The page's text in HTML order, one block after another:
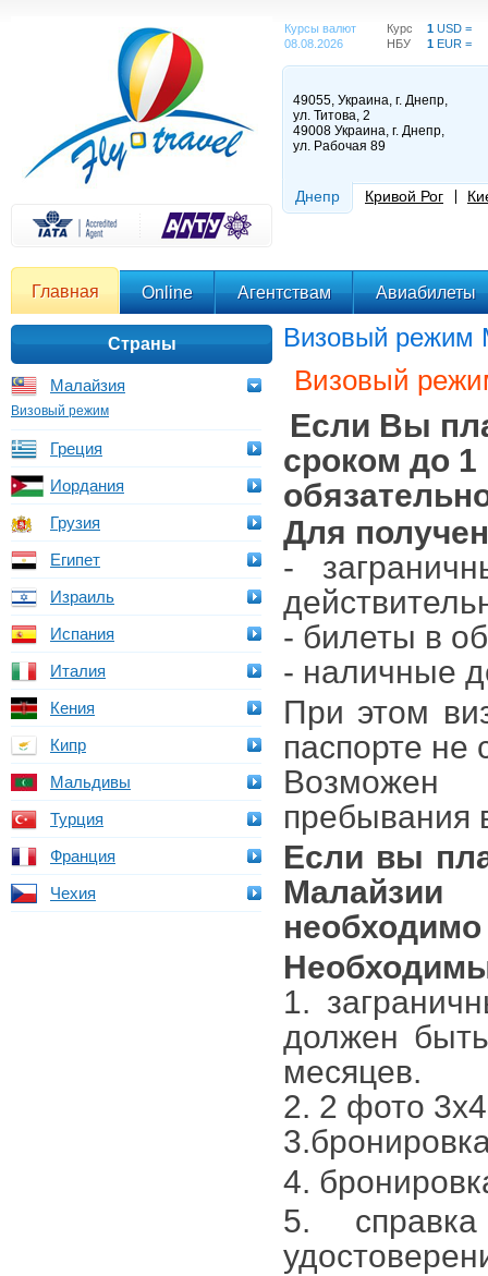
Курсы валют
08.08.2026
Курс
НБУ
1 USD =
1 EUR =
49055, Украина, г. Днепр,
ул. Титова, 2
49008 Украина, г. Днепр,
ул. Рабочая 89
Днепр Кривой Рог
Главная Online Агентствам Авиабилеты
Страны
Малайзия
Визовый режим
Греция
Иордания
Грузия
Египет
Израиль
Испания
Италия
Кения
Кипр
Мальдивы
Турция
Франция
Чехия
Визовый режим
Визовый
Если Вы
сроком до
Для
-
- билеты в
- наличные
При этом
паспорте не
Возможен
пребывания
Если вы
1.
должен
месяцев.
2. 2 фото
4.
5.